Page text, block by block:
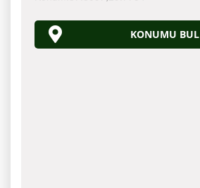
KONUMU BUL